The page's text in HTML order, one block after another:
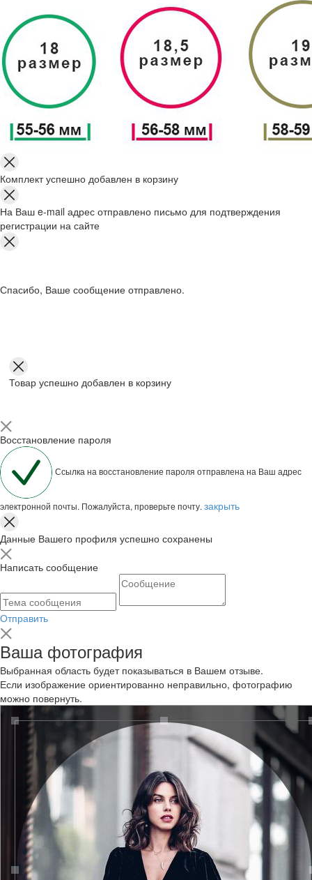
Комплект успешно добавлен в корзину
На Ваш e-mail адрес отправлено письмо для подтверждения
регистрации на сайте
Спасибо, Ваше сообщение отправлено.
Товар успешно добавлен в корзину
Восстановление пароля
Ссылка на восстановление пароля отправлена на Ваш адрес
электронной почты. Пожалуйста, проверьте почту. закрыть
Данные Вашего профиля успешно сохранены
Написать сообщение
Отправить
Ваша фотография
Выбранная область будет показываться в Вашем отзыве.
Если изображение ориентированно неправильно, фотографию
можно повернуть.